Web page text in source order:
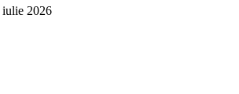
iulie 2026